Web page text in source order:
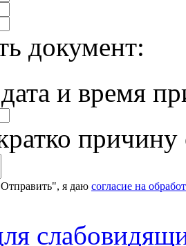
документ:
и время
я даю согласие на